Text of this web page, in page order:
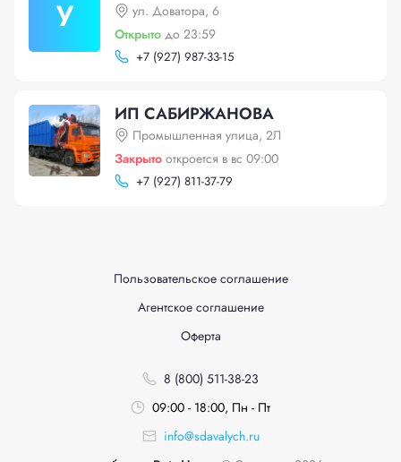
У
ул. Доватора, 6
Открыто до 23:59
+7 (927) 987-33-15
ИП САБИРЖАНОВА
Промышленная улица, 2Л
Закрыто откроется в вс 09:00
+7 (927) 811-37-79
Пользовательское соглашение
Агентское соглашение
Оферта
8 (800) 511-38-23
09:00 - 18:00, Пн - Пт
info@sdavalych.ru